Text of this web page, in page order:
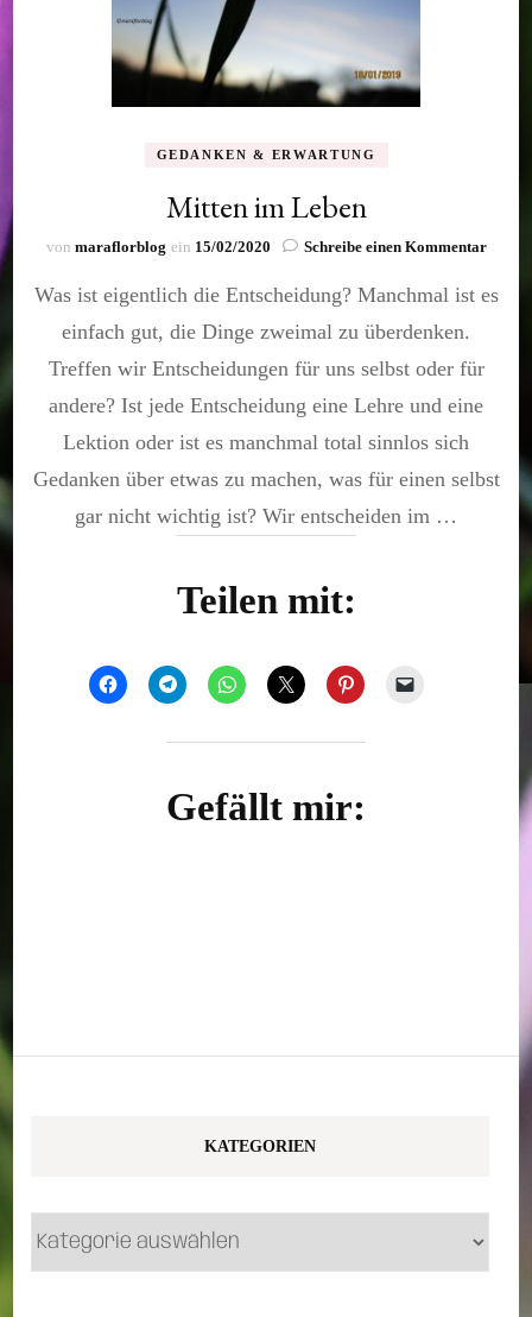
GEDANKEN & ERWARTUNG
Mitten im Leben
von maraflorblog ein 15/02/2020 Schreibe einen Kommentarzu
im
Was ist eigentlich die Entscheidung? Manchmal ist es
einfach gut, die Dinge zweimal zu überdenken.
Treffen wir Entscheidungen für uns selbst oder für
andere? Ist jede Entscheidung eine Lehre und eine
Lektion oder ist es manchmal total sinnlos sich
Gedanken über etwas zu machen, was für einen selbst
gar nicht wichtig ist? Wir entscheiden im …
Teilen mit:
Gefällt mir:
KATEGORIEN
Kategorien